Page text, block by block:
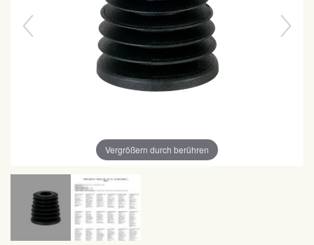
Vergrößern durch berühren